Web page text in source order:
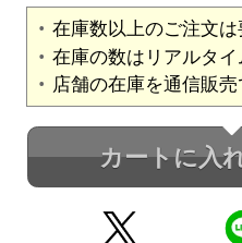
在庫数以上のご注文
在庫の数はリアルタイ
店舗の在庫を通信販売
カートに入